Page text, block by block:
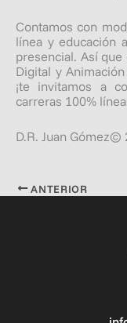
Contamos con
línea y educación
presencial. Así
Digital y
¡te invitamos a
carreras 100%
D.R. Juan Gómez©
ANTERIOR